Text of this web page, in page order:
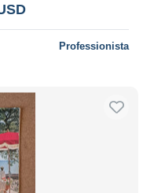
Professionista